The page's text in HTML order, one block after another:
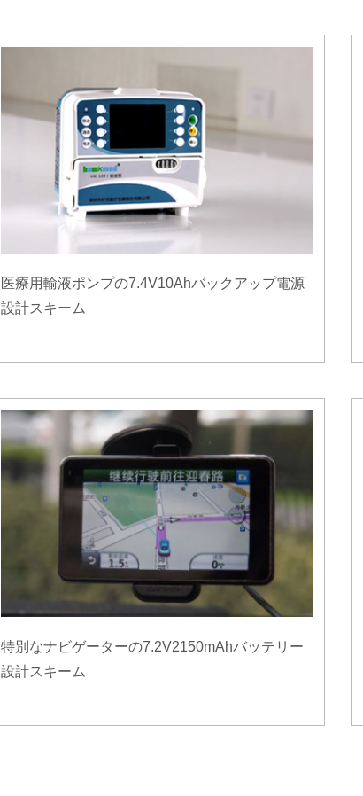
医療用輸液ポンプの7.4V10Ahバックアップ電源
設計スキーム
特別なナビゲーターの7.2V2150mAhバッテリー
設計スキーム